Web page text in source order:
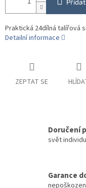
Praktická 24dílná talířová
Detailní informace
ZEPTAT SE
Doručení
svět
Garance